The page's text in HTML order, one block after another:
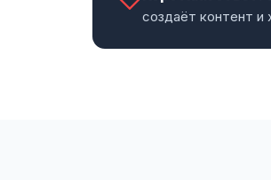
создаёт контент и